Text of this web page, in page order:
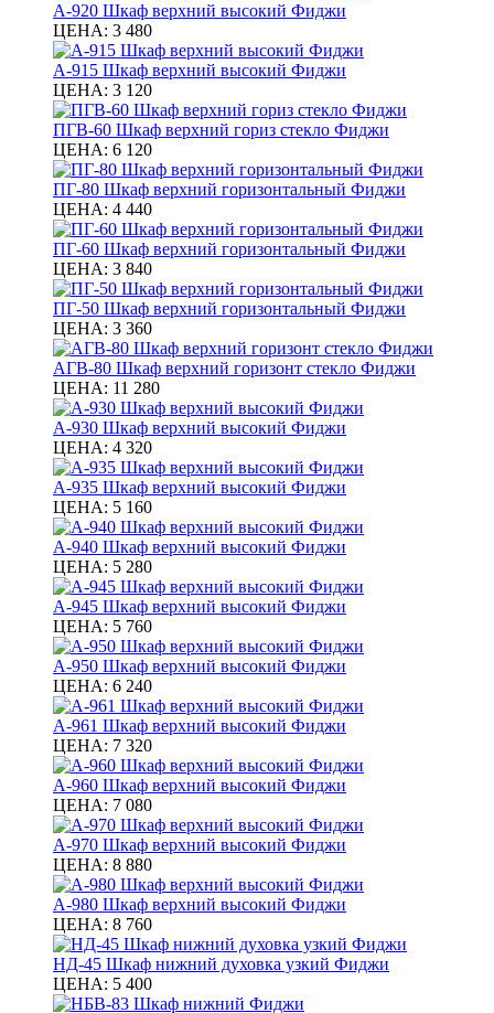
А-920 Шкаф верхний высокий Фиджи
ЦЕНА: 3 480
А-915 Шкаф верхний высокий Фиджи
ЦЕНА: 3 120
ПГВ-60 Шкаф верхний гориз стекло Фиджи
ЦЕНА: 6 120
ПГ-80 Шкаф верхний горизонтальный Фиджи
ЦЕНА: 4 440
ПГ-60 Шкаф верхний горизонтальный Фиджи
ЦЕНА: 3 840
ПГ-50 Шкаф верхний горизонтальный Фиджи
ЦЕНА: 3 360
АГВ-80 Шкаф верхний горизонт стекло Фиджи
ЦЕНА: 11 280
А-930 Шкаф верхний высокий Фиджи
ЦЕНА: 4 320
А-935 Шкаф верхний высокий Фиджи
ЦЕНА: 5 160
А-940 Шкаф верхний высокий Фиджи
ЦЕНА: 5 280
А-945 Шкаф верхний высокий Фиджи
ЦЕНА: 5 760
А-950 Шкаф верхний высокий Фиджи
ЦЕНА: 6 240
А-961 Шкаф верхний высокий Фиджи
ЦЕНА: 7 320
А-960 Шкаф верхний высокий Фиджи
ЦЕНА: 7 080
А-970 Шкаф верхний высокий Фиджи
ЦЕНА: 8 880
А-980 Шкаф верхний высокий Фиджи
ЦЕНА: 8 760
НД-45 Шкаф нижний духовка узкий Фиджи
ЦЕНА: 5 400